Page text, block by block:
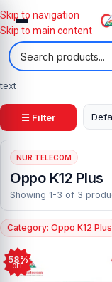
Skip to navigation
Skip to main content
text
☰ Filter
NUR TELECOM
Oppo K12 Plus
Showing 1-3 of 3
Category: Oppo K12 Plus
58%
OFF